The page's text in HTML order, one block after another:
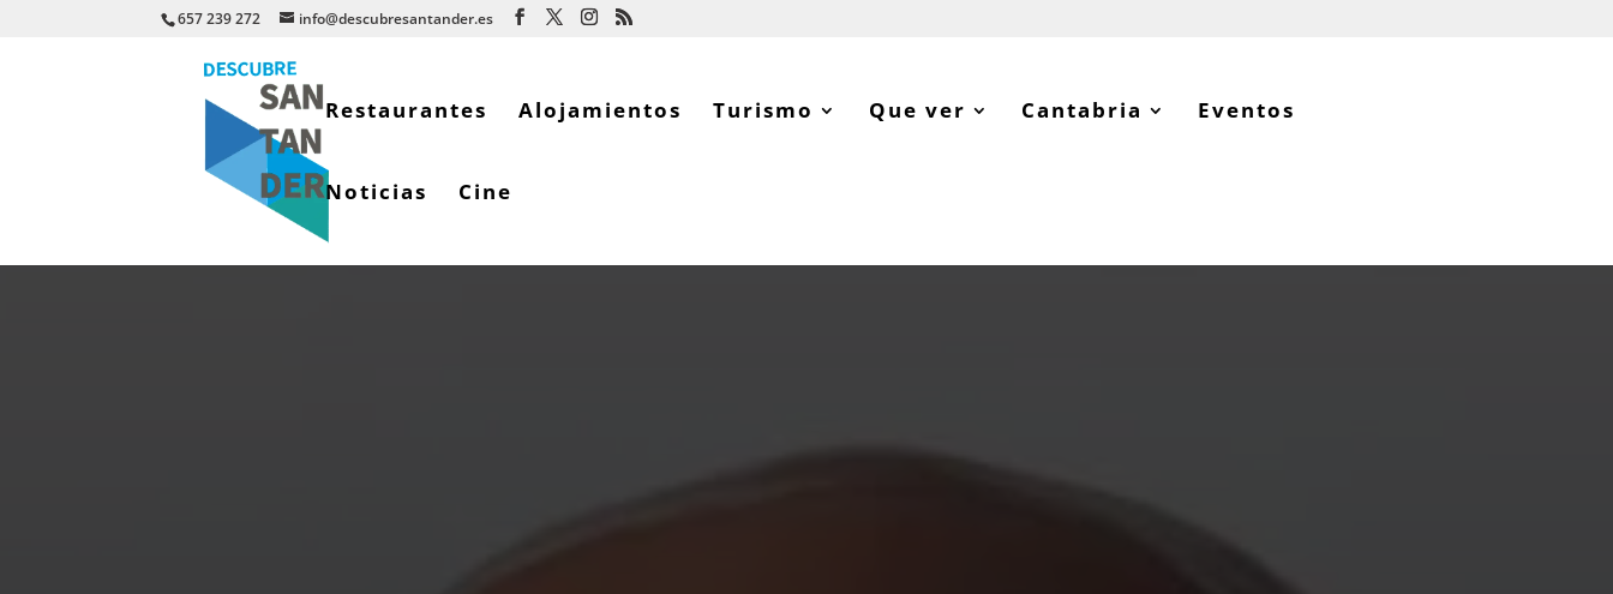
657 239 272 info@descubresantander.es
Restaurantes Alojamientos Turismo Que ver Cantabria Eventos
Noticias Cine